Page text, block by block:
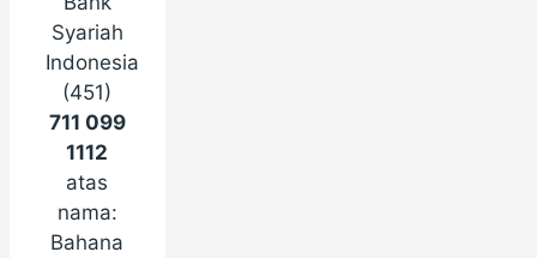
Syariah
Indonesia
(451)
711 099
1112
atas
nama:
Bahana